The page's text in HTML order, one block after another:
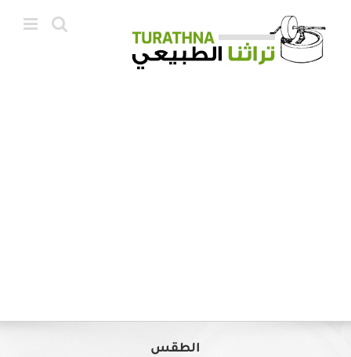
content
الطقس